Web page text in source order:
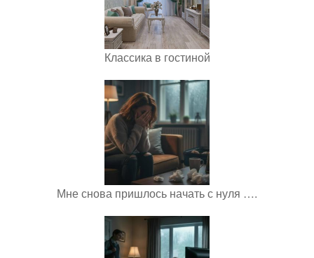
Классика в гостиной
Мне снова пришлось начать с нуля ….